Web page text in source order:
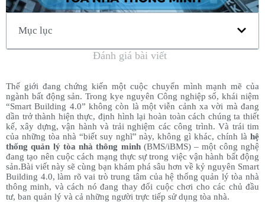
Mục lục
Đánh giá bài viết
Thế giới đang chứng kiến một cuộc chuyển mình mạnh mẽ của
ngành bất động sản. Trong kye nguyên Công nghiệp số, khái niệm
“Smart Building 4.0” không còn là một viễn cảnh xa vời mà đang
dần trở thành hiện thực, định hình lại hoàn toàn cách chúng ta thiết
kế, xây dựng, vận hành và trải nghiệm các công trình. Và trái tim
của những tòa nhà “biết suy nghĩ” này, không gì khác, chính là hệ
thống quản lý tòa nhà thông minh(BMS/iBMS) – một công nghệ
đang tạo nên cuộc cách mạng thực sự trong việc vận hành bất động
sản.Bài viết này sẽ cùng bạn khám phá sâu hơn về kỷ nguyên Smart
Building 4.0, làm rõ vai trò trung tâm của hệ thống quản lý tòa nhà
thông minh, và cách nó đang thay đổi cuộc chơi cho các chủ đầu
tư, ban quản lý và cả những người trực tiếp sử dụng tòa nhà.